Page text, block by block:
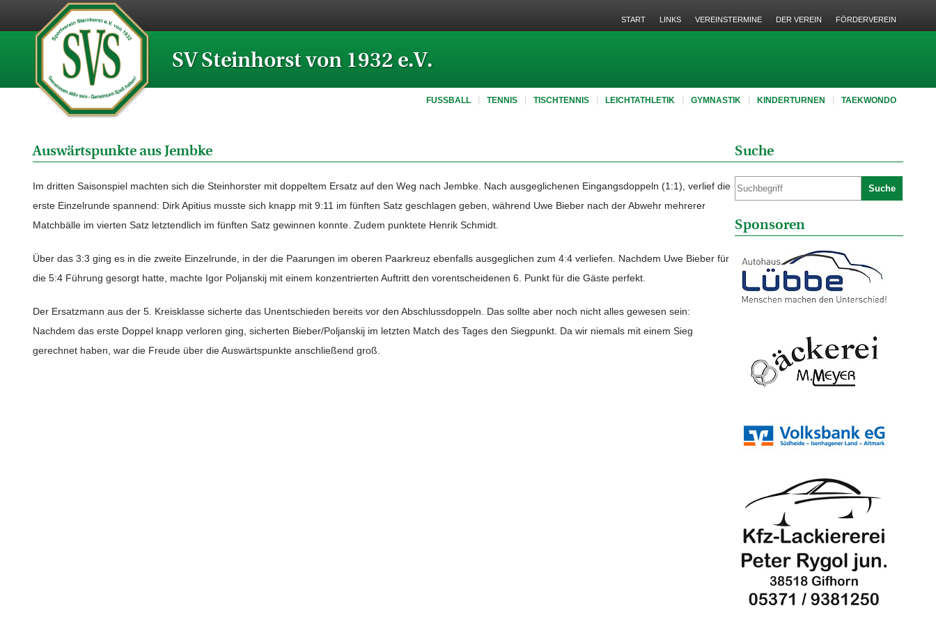
SV Steinhorst von 1932 e.V.
FUSSBALL TENNIS TISCHTENNIS LEICHTATHLETIK GYMNASTIK KINDERTURNEN TAEKWONDO
START LINKS VEREINSTERMINE DER VEREIN FÖRDERVEREIN
Auswärtspunkte aus Jembke
Im dritten Saisonspiel machten sich die Steinhorster mit doppeltem Ersatz auf den Weg nach Jembke. Nach ausgeglichenen Eingangsdoppeln (1:1), verlief die
erste Einzelrunde spannend: Dirk Apitius musste sich knapp mit 9:11 im fünften Satz geschlagen geben, während Uwe Bieber nach der Abwehr mehrerer
Matchbälle im vierten Satz letztendlich im fünften Satz gewinnen konnte. Zudem punktete Henrik Schmidt.
Über das 3:3 ging es in die zweite Einzelrunde, in der die Paarungen im oberen Paarkreuz ebenfalls ausgeglichen zum 4:4 verliefen. Nachdem Uwe Bieber für
die 5:4 Führung gesorgt hatte, machte Igor Poljanskij mit einem konzentrierten Auftritt den vorentscheidenen 6. Punkt für die Gäste perfekt.
Der Ersatzmann aus der 5. Kreisklasse sicherte das Unentschieden bereits vor den Abschlussdoppeln. Das sollte aber noch nicht alles gewesen sein:
Nachdem das erste Doppel knapp verloren ging, sicherten Bieber/Poljanskij im letzten Match des Tages den Siegpunkt. Da wir niemals mit einem Sieg
gerechnet haben, war die Freude über die Auswärtspunkte anschließend groß.
Suche
Suche
Sponsoren